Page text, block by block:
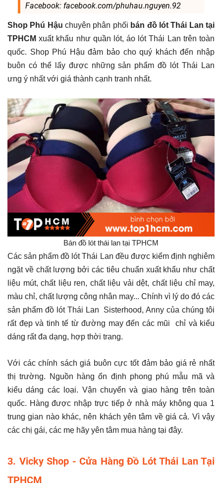
Facebook: facebook.com/phuhau.nguyen.92
Shop Phú Hậuchuyên phân phối bán đồ lót Thái Lan tại
TPHCM xuất khẩu như quần lót, áo lót Thái Lan trên toàn
quốc. Shop Phú Hậu đảm bảo cho quý khách đến nhập
buôn có thể lấy được những sản phẩm đồ lót Thái Lan
ưng ý nhất với giá thành cạnh tranh nhất.
Bán đồ lót thái lan tại TPHCM
Các sản phẩm đồ lót Thái Lan đều được kiểm định nghiêm
ngặt về chất lượng bởi các tiêu chuẩn xuất khẩu như chất
liệu mút, chất liệu ren, chất liệu vải dệt, chất liệu chỉ may,
màu chỉ, chất lượng công nhân may... Chính vì lý do đó các
sản phẩm đồ lót Thái Lan Sisterhood, Anny của chúng tôi
rất đẹp và tinh tế từ đường may đến các mũi chỉ và kiểu
dáng rất đa dạng, hợp thời trang.
Với các chính sách giá buôn cực tốt đảm bảo giá rẻ nhất
thị trường. Nguồn hàng ổn định phong phú mẫu mã và
kiểu dáng các loại. Vận chuyển và giao hàng trên toàn
quốc. Hàng được nhập trực tiếp ở nhà máy không qua 1
trung gian nào khác, nên khách yên tâm về giá cả. Vì vậy
các chị gái, các mẹ hãy yên tâm mua hàng tại đây.
3. Vicky Shop - Cửa Hàng Đồ Lót Thái Lan Tại
TPHCM